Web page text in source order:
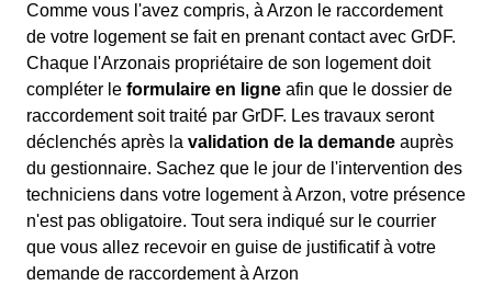
Comme vous l'avez compris, à Arzon le raccordement
de votre logement se fait en prenant contact avec GrDF.
Chaque l'Arzonais propriétaire de son logement doit
compléter le formulaire en ligne afin que le dossier de
raccordement soit traité par GrDF. Les travaux seront
déclenchés après la validation de la demande auprès
du gestionnaire. Sachez que le jour de l'intervention des
techniciens dans votre logement à Arzon, votre présence
n'est pas obligatoire. Tout sera indiqué sur le courrier
que vous allez recevoir en guise de justificatif à votre
demande de raccordement à Arzon